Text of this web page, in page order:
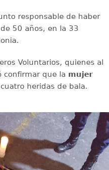
responsable de haber
50 años, en la 33
Voluntarios, quienes al
confirmar que la mujer
heridas de bala.